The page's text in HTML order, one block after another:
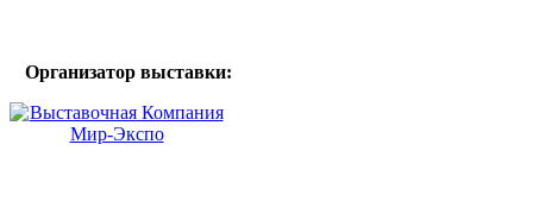
Организатор выставки: